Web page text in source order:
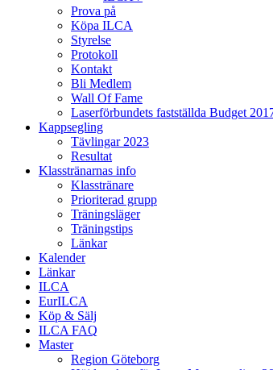
Prova på
Köpa ILCA
Styrelse
Protokoll
Kontakt
Bli Medlem
Wall Of Fame
Laserförbundets fastställda Budget
Kappsegling
Tävlingar 2023
Resultat
Klasstränarnas info
Klasstränare
Prioriterad grupp
Träningsläger
Träningstips
Länkar
Kalender
Länkar
ILCA
EurILCA
Köp & Sälj
ILCA FAQ
Master
Region Göteborg